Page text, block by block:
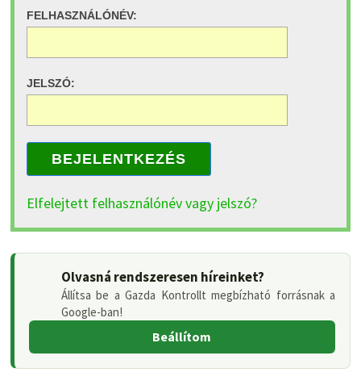
FELHASZNÁLÓNÉV:
JELSZÓ:
BEJELENTKEZÉS
Elfelejtett felhasználónév vagy jelszó?
Olvasná rendszeresen híreinket?
Állítsa be a Gazda Kontrollt megbízható forrásnak a
Google-ban!
Beállítom